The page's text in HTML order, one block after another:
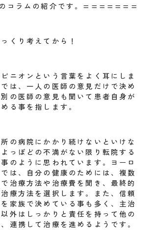
ラムの紹介です。=======
くり考えてから！
ニオンという言葉をよく耳にしま
は、一人の医師の意見だけで決め
の医師の意見も聞いて患者自身が
る事を指します。
の病院にかかり続けないといけな
っぽどの不満がない限り転院する
のように思われています。ヨーロ
は、自分の健康のためには、複数
治療方法や治療費を聞き、最終的
療方法を選択します。また、信頼
家族で決めている事も多く、主治
外はしっかりと責任を持って他の
連携して治療を進めるようです。